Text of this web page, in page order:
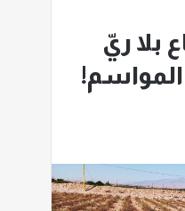
بلا ريّ
المواسم!